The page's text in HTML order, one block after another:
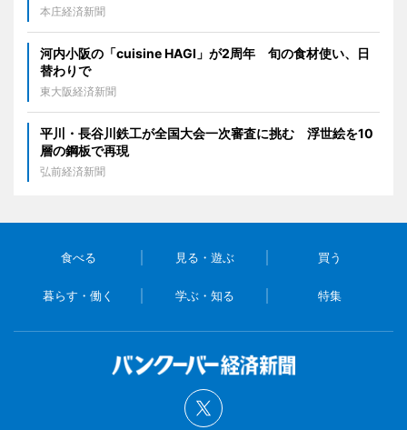
本庄経済新聞
河内小阪の「cuisine HAGI」が2周年 旬の食材使い、日
替わりで
東大阪経済新聞
平川・長谷川鉄工が全国大会一次審査に挑む 浮世絵を10
層の鋼板で再現
弘前経済新聞
食べる 見る・遊ぶ 買う
暮らす・働く 学ぶ・知る 特集